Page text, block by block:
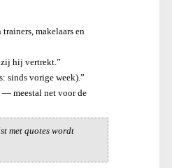
makelaars en
hij vertrekt.”
sinds vorige week).”
— meestal net voor de
met quotes wordt